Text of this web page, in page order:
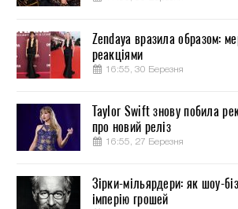
Zendaya вразила образом:
реакціями
16:55, 30 Березня
Taylor Swift знову побила
про новий реліз
16:55, 27 Березня
Зірки-мільярдери: як шоу-
імперію грошей